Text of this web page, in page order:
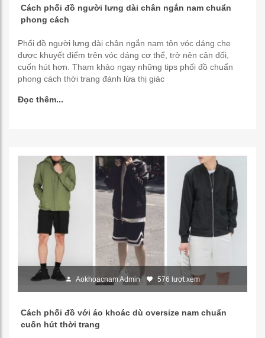
Cách phối đồ người lưng dài chân ngắn nam chuẩn
phong cách
Phối đồ người lưng dài chân ngắn nam tôn vóc dáng che
được khuyết điểm trên vóc dáng cơ thể, trở nên cân đối,
cuốn hút hơn. Tham khảo ngay những tips phối đồ chuẩn
phong cách thời trang đánh lừa thị giác
Đọc thêm...
Aokhoacnam Admin 576 lượt xem
Cách phối đồ với áo khoác dù oversize nam chuẩn
cuốn hút thời trang